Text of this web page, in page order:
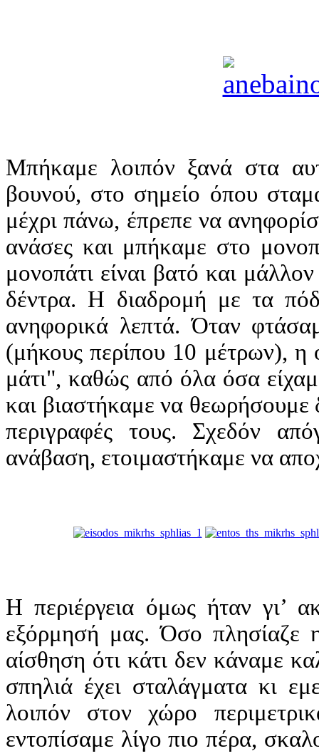
Μπήκαμε λοιπόν ξανά στα
βουνού, στο σημείο όπου
μέχρι πάνω, έπρεπε να
ανάσες και μπήκαμε στο
μονοπάτι είναι βατό και
δέντρα. Η διαδρομή με τα
ανηφορικά λεπτά. Όταν
(μήκους περίπου 10 μέτρων), η
μάτι", καθώς από όλα όσα
και βιαστήκαμε να θεωρήσουμε
περιγραφές τους. Σχεδόν
ανάβαση, ετοιμαστήκαμε να
Η περιέργεια όμως ήταν γι’
εξόρμησή μας. Όσο πλησίαζε
αίσθηση ότι κάτι δεν κάναμε
σπηλιά έχει σταλάγματα κι
λοιπόν στον χώρο
εντοπίσαμε λίγο πιο πέρα,